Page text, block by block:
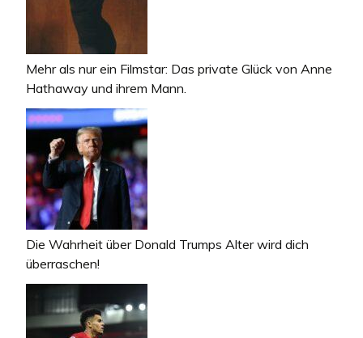
Mehr als nur ein Filmstar: Das private Glück von Anne
Hathaway und ihrem Mann.
Die Wahrheit über Donald Trumps Alter wird dich
überraschen!